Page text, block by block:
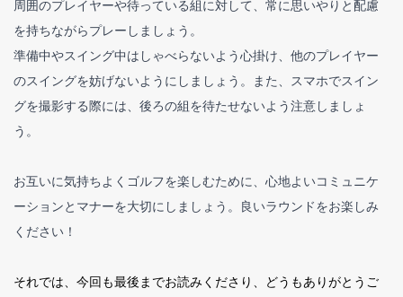
周囲のプレイヤーや待っている組に対して、常に思いやりと配慮
を持ちながらプレーしましょう。
準備中やスイング中はしゃべらないよう心掛け、他のプレイヤー
のスイングを妨げないようにしましょう。また、スマホでスイン
グを撮影する際には、後ろの組を待たせないよう注意しましょ
う。
お互いに気持ちよくゴルフを楽しむために、心地よいコミュニケ
ーションとマナーを大切にしましょう。良いラウンドをお楽しみ
ください！
それでは、今回も最後までお読みくださり、どうもありがとうご